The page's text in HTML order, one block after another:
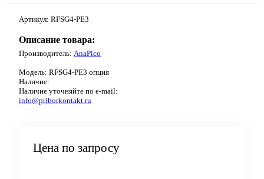
Артикул: RFSG4-PE3
Описание товара:
Производитель: AnaPico
Модель: RFSG4-PE3 опция
Наличие:
Наличие уточняйте по e-mail:
info@priborkontakt.ru
Цена по запросу